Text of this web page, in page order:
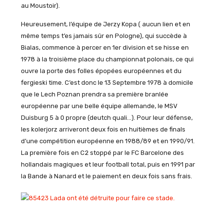
au Moustoir).
Heureusement, l’équipe de Jerzy Kopa ( aucun lien et en
même temps t’es jamais sûr en Pologne), qui succède à
Bialas, commence à percer en 1er division et se hisse en
1978 à la troisième place du championnat polonais, ce qui
ouvre la porte des folles épopées européennes et du
fergieski time. C’est donc le 13 Septembre 1978 à domicile
que le Lech Poznan prendra sa première branlée
européenne par une belle équipe allemande, le MSV
Duisburg 5 à 0 propre (deutch quali…). Pour leur défense,
les kolerjorz arriveront deux fois en huitièmes de finals
d’une compétition européenne en 1988/89 et en 1990/91.
La première fois en C2 stoppé par le FC Barcelone des
hollandais magiques et leur football total, puis en 1991 par
la Bande à Nanard et le paiement en deux fois sans frais.